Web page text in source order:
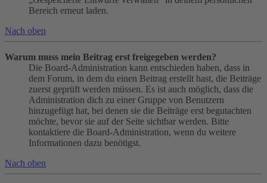
Bereich erneut laden.
Nach oben
Warum muss mein Beitrag erst freigegeben werden?
Die Board-Administration kann entschieden haben, dass in
dem Forum, in dem du einen Beitrag erstellt hast, die Beiträge
zuerst geprüft werden müssen. Es ist auch möglich, dass die
Administration dich zu einer Gruppe von Benutzern
hinzugefügt hat, bei denen sie die Beiträge erst begutachten
möchte, bevor sie auf der Seite sichtbar werden. Bitte
kontaktiere die Board-Administration, wenn du weitere
Informationen dazu benötigst.
Nach oben